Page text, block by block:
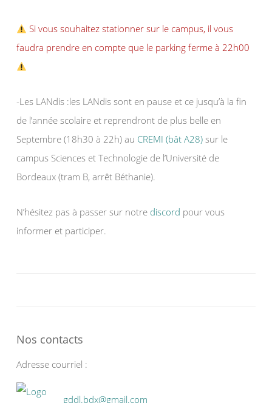
Si vous souhaitez stationner sur le campus, il vous
faudra prendre en compte que le parking ferme à 22h00
-Les LANdis :les LANdis sont en pause et ce jusqu’à la fin
de l’année scolaire et reprendront de plus belle en
Septembre (18h30 à 22h) au CREMI (bât A28) sur le
campus Sciences et Technologie de l’Université de
Bordeaux (tram B, arrêt Béthanie).
N’hésitez pas à passer sur notre discord pour vous
informer et participer.
Nos contacts
Adresse courriel :
gddl.bdx@gmail.com